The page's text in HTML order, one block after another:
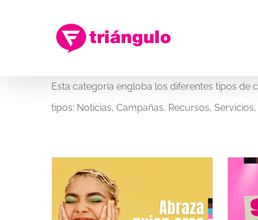
Esta categoría engloba los diferentes tipos de
tipos: Noticias, Campañas, Recursos,